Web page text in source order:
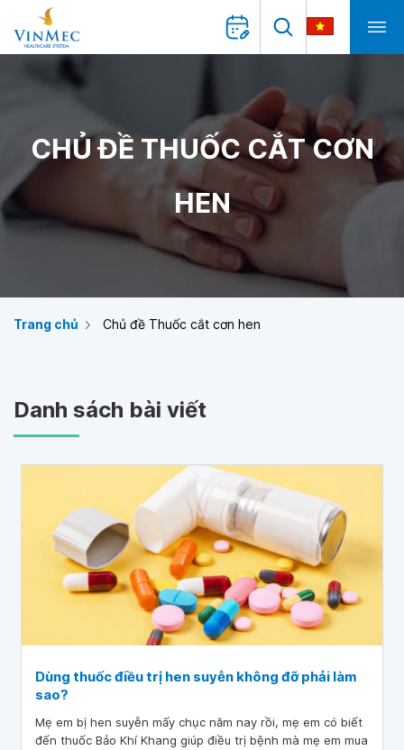
CHỦ ĐỀ THUỐC CẮT CƠN
HEN
Trang chủ Chủ đề Thuốc cắt cơn hen
Danh sách bài viết
Dùng thuốc điều trị hen suyễn không đỡ phải làm
sao?
Mẹ em bị hen suyễn mấy chục năm nay rồi, mẹ em có biết
đến thuốc Bảo Khí Khang giúp điều trị bệnh mà mẹ em mua